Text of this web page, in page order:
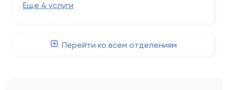
Eще 4 услуги
Перейти ко всем отделениям